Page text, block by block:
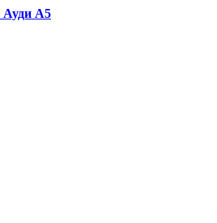
Ауди А5